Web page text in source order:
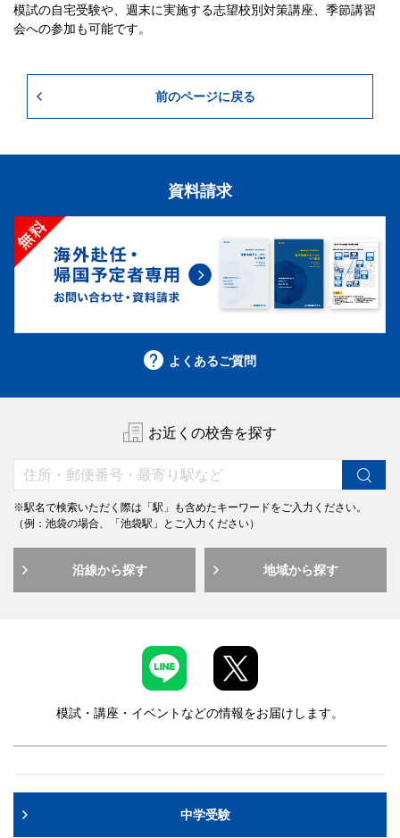
模試の自宅受験や、週末に実施する志望校別対策講座、季節講習
会への参加も可能です。
前のページに戻る
資料請求
よくあるご質問
お近くの校舎を探す
※駅名で検索いただく際は「駅」も含めたキーワードをご入力ください。
（例：池袋の場合、「池袋駅」とご入力ください）
沿線から探す 地域から探す
模試・講座・イベントなどの情報をお届けします。
中学受験